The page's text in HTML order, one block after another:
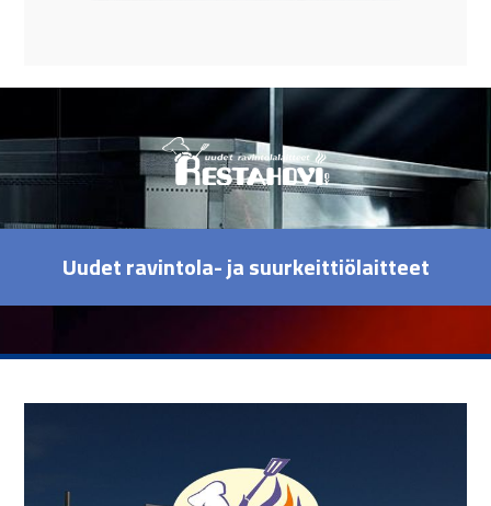
Uudet ravintola- ja suurkeittiölaitteet